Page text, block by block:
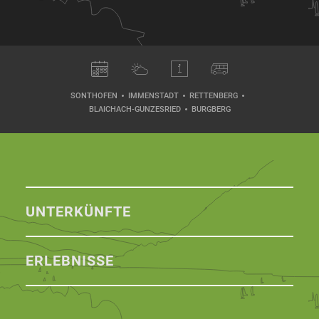
SONTHOFEN IMMENSTADT
RETTENBERG
BLAICHACH-GUNZESRIED
BURGBERG
UNTERKÜNFTE
ERLEBNISSE